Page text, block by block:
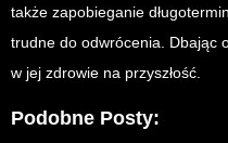
także zapobieganie
trudne do odwrócenia. Dbając
w jej zdrowie na przyszłość.
Podobne Posty: